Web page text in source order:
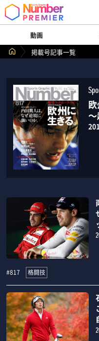
動画
掲載号記事一覧
#817 格闘技